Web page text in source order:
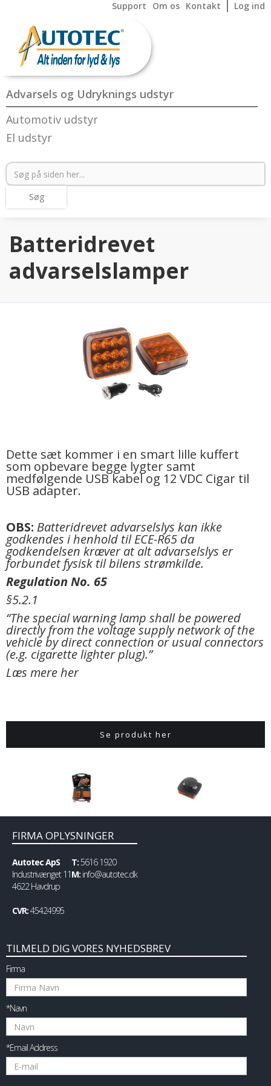
Support Om os Kontakt Log ind
Advarsels og Udryknings udstyr
Automotiv udstyr
El udstyr
Batteridrevet
advarselslamper
Dette sæt kommer i en smart lille kuffert
som opbevare begge lygter samt
medfølgende USB kabel og 12 VDC Cigar til
USB adapter.
OBS: Batteridrevet advarselslys kan ikke
godkendes i henhold til ECE-R65 da
godkendelsen kræver at alt advarselslys er
forbundet fysisk til bilens strømkilde.
Regulation No. 65
§5.2.1
“The special warning lamp shall be powered
directly from the voltage supply network of the
vehicle by direct connection or usual connectors
(e.g. cigarette lighter plug).”
Læs mere her
Se produkt her
FIRMA OPLYSNINGER
Autotec ApS
Industrivænget 11
4622 Havdrup
CVR:45424995
T:5616 1920
M: info@autotec.dk
TILMELD DIG VORES NYHEDSBREV
Firma
*Navn
*Email Address